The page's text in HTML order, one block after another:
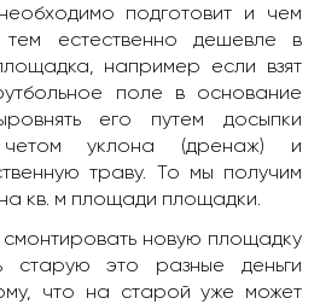
подготовит и чем
тем естественно дешевле в
например если взят
поле в основание
его путем досыпки
уклона (дренаж) и
траву. То мы получим
кв. м площади площадки.
новую площадку
старую это разные деньги
что на старой уже может